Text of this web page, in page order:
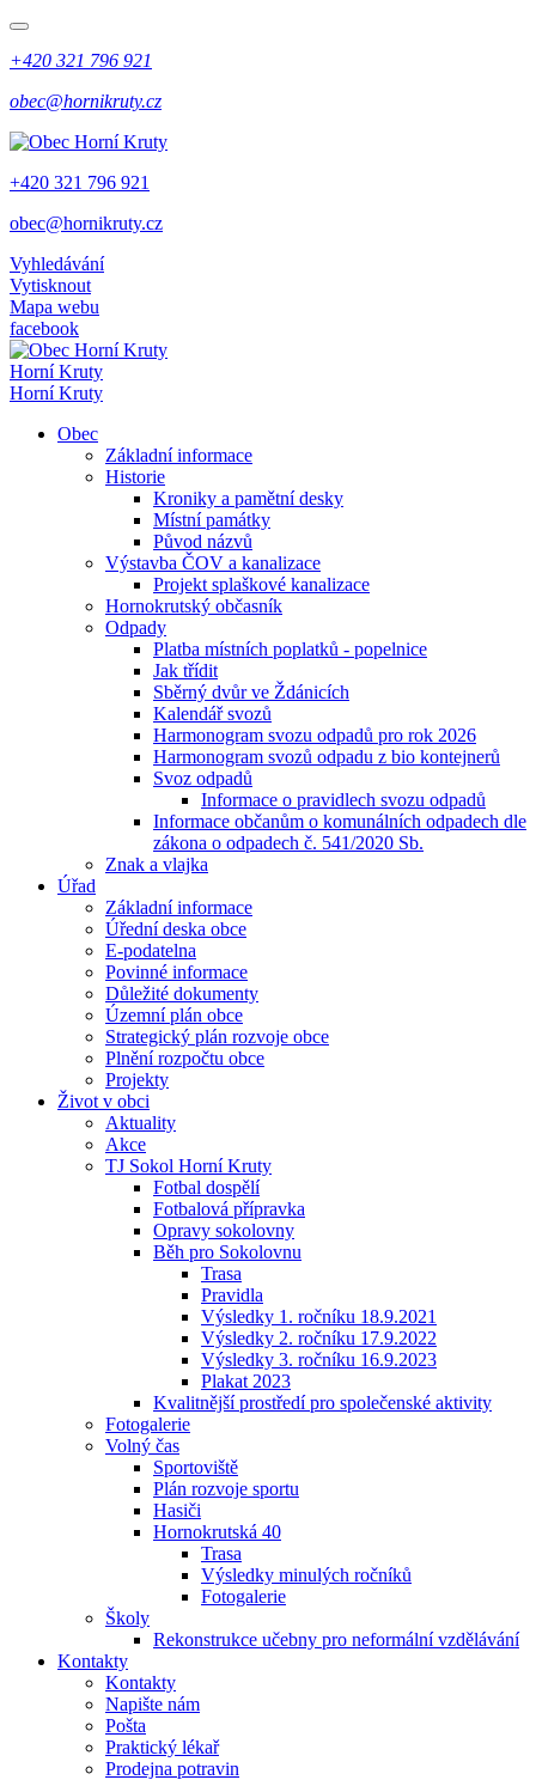
+420 321 796 921
obec@hornikruty.cz
+420 321 796 921
obec@hornikruty.cz
Vyhledávání
Vytisknout
Mapa webu
facebook
Horní Kruty
Horní Kruty
Obec
Základní informace
Historie
Kroniky a pamětní desky
Místní památky
Původ názvů
Výstavba ČOV a kanalizace
Projekt splaškové kanalizace
Hornokrutský občasník
Odpady
Platba místních poplatků - popelnice
Jak třídit
Sběrný dvůr ve Ždánicích
Kalendář svozů
Harmonogram svozu odpadů pro rok 2026
Harmonogram svozů odpadu z bio kontejnerů
Svoz odpadů
Informace o pravidlech svozu odpadů
Informace občanům o komunálních odpadech dle
zákona o odpadech č. 541/2020 Sb.
Znak a vlajka
Úřad
Základní informace
Úřední deska obce
E-podatelna
Povinné informace
Důležité dokumenty
Územní plán obce
Strategický plán rozvoje obce
Plnění rozpočtu obce
Projekty
Život v obci
Aktuality
Akce
TJ Sokol Horní Kruty
Fotbal dospělí
Fotbalová přípravka
Opravy sokolovny
Běh pro Sokolovnu
Trasa
Pravidla
Výsledky 1. ročníku 18.9.2021
Výsledky 2. ročníku 17.9.2022
Výsledky 3. ročníku 16.9.2023
Plakat 2023
Kvalitnější prostředí pro společenské aktivity
Fotogalerie
Volný čas
Sportoviště
Plán rozvoje sportu
Hasiči
Hornokrutská 40
Trasa
Výsledky minulých ročníků
Fotogalerie
Školy
Rekonstrukce učebny pro neformální vzdělávání
Kontakty
Kontakty
Napište nám
Pošta
Praktický lékař
Prodejna potravin